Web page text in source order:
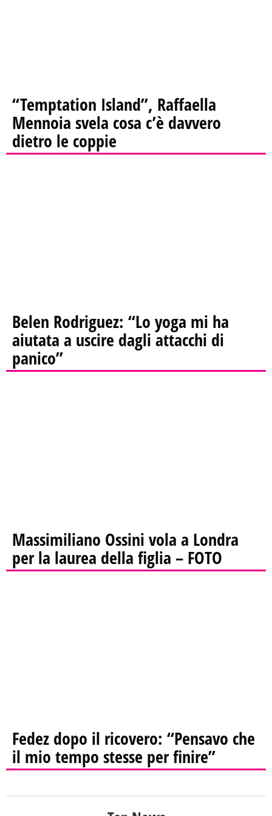
“Temptation Island”, Raffaella
Mennoia svela cosa c’è davvero
dietro le coppie
Belen Rodriguez: “Lo yoga mi ha
aiutata a uscire dagli attacchi di
panico”
Massimiliano Ossini vola a Londra
per la laurea della figlia – FOTO
Fedez dopo il ricovero: “Pensavo che
il mio tempo stesse per finire”